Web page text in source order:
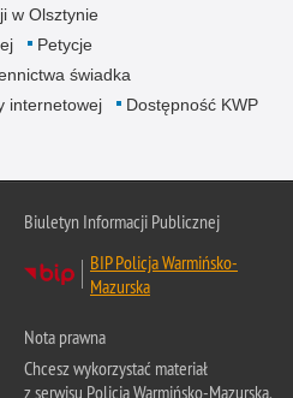
w Olsztynie
Petycje
świadka
internetowej
Dostępność KWP
Biuletyn Informacji Publicznej
BIP Policja Warmińsko-
Mazurska
Nota prawna
Chcesz wykorzystać materiał
z serwisu Policja Warmińsko-Mazurska.